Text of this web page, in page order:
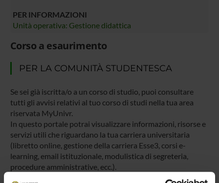
PER INFORMAZIONI
Unità operativa: Gestione didattica
Corso a esaurimento
PER LA COMUNITÀ STUDENTESCA
Se sei già iscritta/o a un corso di studio, puoi consultare
tutti gli avvisi relativi al tuo corso di studi nella tua area
riservata MyUnivr.
In questo portale potrai visualizzare informazioni, risorse e
servizi utili che riguardano la tua carriera universitaria
(libretto online, gestione della carriera Esse3, corsi e-
learning, email istituzionale, modulistica di segreteria,
procedure amministrative, ecc.).
Entra in MyUnivr con le tue credenziali GIA: solo così